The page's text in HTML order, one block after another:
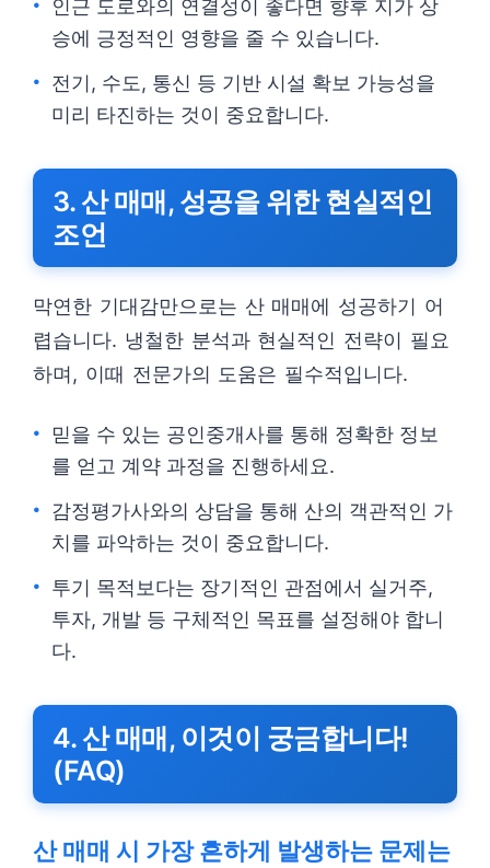
인근 도로와의 연결성이 좋다면 향후 지가 상
승에 긍정적인 영향을 줄 수 있습니다.
전기, 수도, 통신 등 기반 시설 확보 가능성을
미리 타진하는 것이 중요합니다.
3. 산 매매, 성공을 위한 현실적인
조언
막연한 기대감만으로는 산 매매에 성공하기 어
렵습니다. 냉철한 분석과 현실적인 전략이 필요
하며, 이때 전문가의 도움은 필수적입니다.
믿을 수 있는 공인중개사를 통해 정확한 정보
를 얻고 계약 과정을 진행하세요.
감정평가사와의 상담을 통해 산의 객관적인 가
치를 파악하는 것이 중요합니다.
투기 목적보다는 장기적인 관점에서 실거주,
투자, 개발 등 구체적인 목표를 설정해야 합니
다.
4. 산 매매, 이것이 궁금합니다!
(FAQ)
산 매매 시 가장 흔하게 발생하는 문제는